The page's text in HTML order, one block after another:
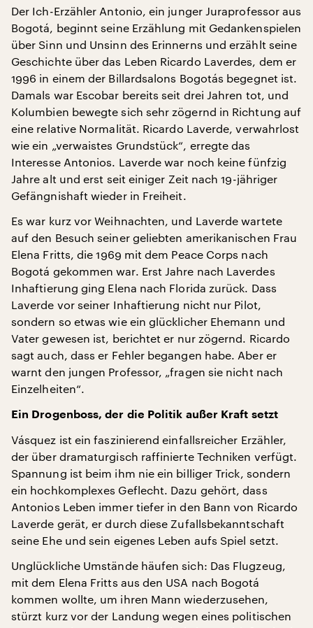
Der Ich-Erzähler Antonio, ein junger Juraprofessor aus
Bogotá, beginnt seine Erzählung mit Gedankenspielen
über Sinn und Unsinn des Erinnerns und erzählt seine
Geschichte über das Leben Ricardo Laverdes, dem er
1996 in einem der Billardsalons Bogotás begegnet ist.
Damals war Escobar bereits seit drei Jahren tot, und
Kolumbien bewegte sich sehr zögernd in Richtung auf
eine relative Normalität. Ricardo Laverde, verwahrlost
wie ein „verwaistes Grundstück“, erregte das
Interesse Antonios. Laverde war noch keine fünfzig
Jahre alt und erst seit einiger Zeit nach 19-jähriger
Gefängnishaft wieder in Freiheit.
Es war kurz vor Weihnachten, und Laverde wartete
auf den Besuch seiner geliebten amerikanischen Frau
Elena Fritts, die 1969 mit dem Peace Corps nach
Bogotá gekommen war. Erst Jahre nach Laverdes
Inhaftierung ging Elena nach Florida zurück. Dass
Laverde vor seiner Inhaftierung nicht nur Pilot,
sondern so etwas wie ein glücklicher Ehemann und
Vater gewesen ist, berichtet er nur zögernd. Ricardo
sagt auch, dass er Fehler begangen habe. Aber er
warnt den jungen Professor, „fragen sie nicht nach
Einzelheiten“.
Ein Drogenboss, der die Politik außer Kraft setzt
Vásquez ist ein faszinierend einfallsreicher Erzähler,
der über dramaturgisch raffinierte Techniken verfügt.
Spannung ist beim ihm nie ein billiger Trick, sondern
ein hochkomplexes Geflecht. Dazu gehört, dass
Antonios Leben immer tiefer in den Bann von Ricardo
Laverde gerät, er durch diese Zufallsbekanntschaft
seine Ehe und sein eigenes Leben aufs Spiel setzt.
Unglückliche Umstände häufen sich: Das Flugzeug,
mit dem Elena Fritts aus den USA nach Bogotá
kommen wollte, um ihren Mann wiederzusehen,
stürzt kurz vor der Landung wegen eines politischen